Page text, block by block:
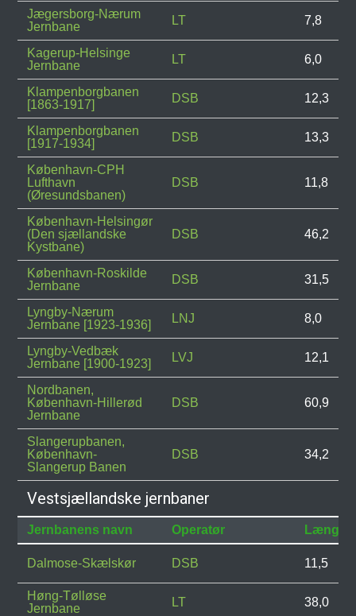
Jægersborg-Nærum
Jernbane
LT 7,8
Kagerup-Helsinge
Jernbane
LT 6,0
Klampenborgbanen
[1863-1917]
DSB 12,3
Klampenborgbanen
[1917-1934]
DSB 13,3
København-CPH
Lufthavn
(Øresundsbanen)
DSB 11,8
København-Helsingør
(Den sjællandske
Kystbane)
DSB 46,2
København-Roskilde
Jernbane
DSB 31,5
Lyngby-Nærum
Jernbane [1923-1936]
LNJ 8,0
Lyngby-Vedbæk
Jernbane [1900-1923]
LVJ 12,1
Nordbanen,
København-Hillerød
Jernbane
DSB 60,9
Slangerupbanen,
København-
Slangerup Banen
DSB 34,2
Vestsjællandske jernbaner
Jernbanens navn Operatør Længde
Dalmose-Skælskør DSB 11,5
Høng-Tølløse
Jernbane
LT 38,0